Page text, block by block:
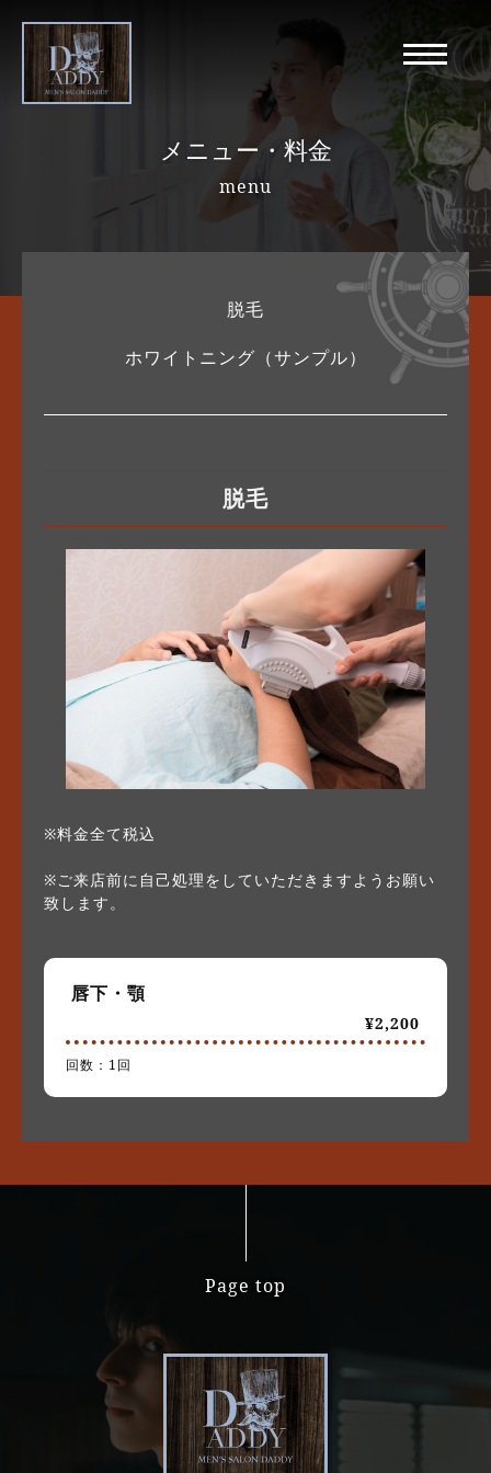
メニュー・料金
menu
脱毛
ホワイトニング（サンプル）
脱毛
※料金全て税込
※ご来店前に自己処理をしていただきますようお願い
致します。
唇下・顎
¥2,200
回数：1回
Page top